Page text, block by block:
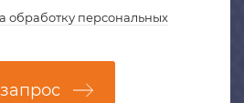
обработку персональных